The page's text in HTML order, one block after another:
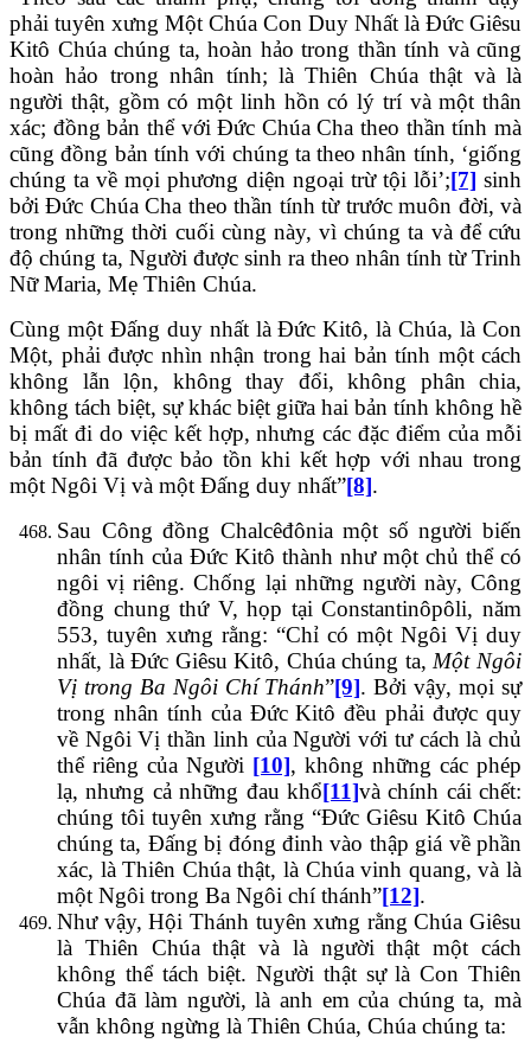
phải tuyên xưng Một Chúa Con Duy Nhất là Đức Giêsu
Kitô Chúa chúng ta, hoàn hảo trong thần tính và cũng
hoàn hảo trong nhân tính; là Thiên Chúa thật và là
người thật, gồm có một linh hồn có lý trí và một thân
xác; đồng bản thể với Đức Chúa Cha theo thần tính mà
cũng đồng bản tính với chúng ta theo nhân tính, ‘giống
chúng ta về mọi phương diện ngoại trừ tội lỗi’;[7] sinh
bởi Đức Chúa Cha theo thần tính từ trước muôn đời, và
trong những thời cuối cùng này, vì chúng ta và để cứu
độ chúng ta, Người được sinh ra theo nhân tính từ Trinh
Nữ Maria, Mẹ Thiên Chúa.
Cùng một Đấng duy nhất là Đức Kitô, là Chúa, là Con
Một, phải được nhìn nhận trong hai bản tính một cách
không lẫn lộn, không thay đổi, không phân chia,
không tách biệt, sự khác biệt giữa hai bản tính không hề
bị mất đi do việc kết hợp, nhưng các đặc điểm của mỗi
bản tính đã được bảo tồn khi kết hợp với nhau trong
một Ngôi Vị và một Đấng duy nhất”[8].
Sau Công đồng Chalcêđônia một số người biến
nhân tính của Đức Kitô thành như một chủ thể có
ngôi vị riêng. Chống lại những người này, Công
đồng chung thứ V, họp tại Constantinôpôli, năm
553, tuyên xưng rằng: “Chỉ có một Ngôi Vị duy
nhất, là Đức Giêsu Kitô, Chúa chúng ta, Một Ngôi
Vị trong Ba Ngôi Chí Thánh”[9]. Bởi vậy, mọi sự
trong nhân tính của Đức Kitô đều phải được quy
về Ngôi Vị thần linh của Người với tư cách là chủ
thể riêng của Người [10], không những các phép
lạ, nhưng cả những đau khổ[11]và chính cái chết:
chúng tôi tuyên xưng rằng “Đức Giêsu Kitô Chúa
chúng ta, Đấng bị đóng đinh vào thập giá về phần
xác, là Thiên Chúa thật, là Chúa vinh quang, và là
một Ngôi trong Ba Ngôi chí thánh”[12].
Như vậy, Hội Thánh tuyên xưng rằng Chúa Giêsu
là Thiên Chúa thật và là người thật một cách
không thể tách biệt. Người thật sự là Con Thiên
Chúa đã làm người, là anh em của chúng ta, mà
vẫn không ngừng là Thiên Chúa, Chúa chúng ta: